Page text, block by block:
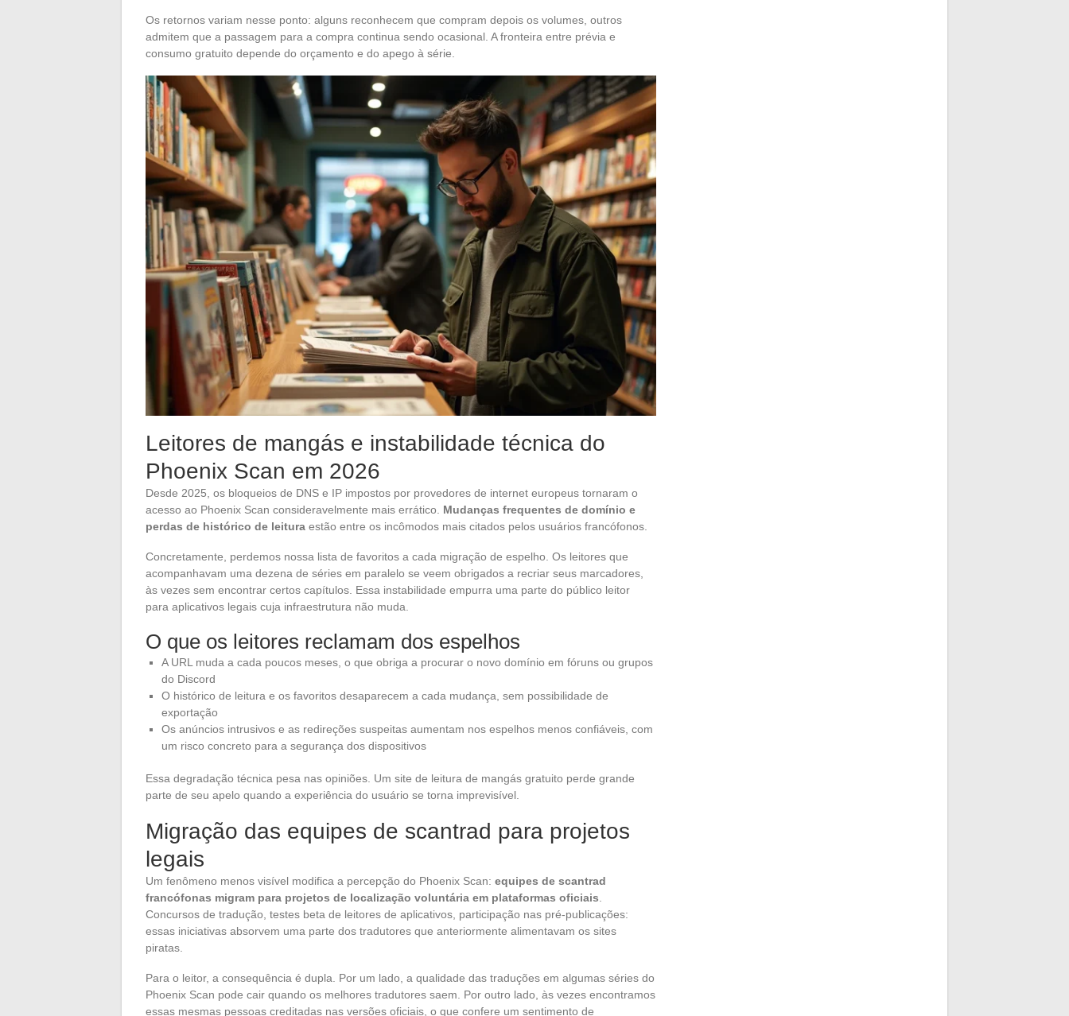
Os retornos variam nesse ponto: alguns reconhecem que compram depois os volumes, outros
admitem que a passagem para a compra continua sendo ocasional. A fronteira entre prévia e
consumo gratuito depende do orçamento e do apego à série.
Leitores de mangás e instabilidade técnica do
Phoenix Scan em 2026
Desde 2025, os bloqueios de DNS e IP impostos por provedores de internet europeus tornaram o
acesso ao Phoenix Scan consideravelmente mais errático. Mudanças frequentes de domínio e
perdas de histórico de leitura estão entre os incômodos mais citados pelos usuários francófonos.
Concretamente, perdemos nossa lista de favoritos a cada migração de espelho. Os leitores que
acompanhavam uma dezena de séries em paralelo se veem obrigados a recriar seus marcadores,
às vezes sem encontrar certos capítulos. Essa instabilidade empurra uma parte do público leitor
para aplicativos legais cuja infraestrutura não muda.
O que os leitores reclamam dos espelhos
A URL muda a cada poucos meses, o que obriga a procurar o novo domínio em fóruns ou grupos
do Discord
O histórico de leitura e os favoritos desaparecem a cada mudança, sem possibilidade de
exportação
Os anúncios intrusivos e as redireções suspeitas aumentam nos espelhos menos confiáveis, com
um risco concreto para a segurança dos dispositivos
Essa degradação técnica pesa nas opiniões. Um site de leitura de mangás gratuito perde grande
parte de seu apelo quando a experiência do usuário se torna imprevisível.
Migração das equipes de scantrad para projetos
legais
Um fenômeno menos visível modifica a percepção do Phoenix Scan: equipes de scantrad
francófonas migram para projetos de localização voluntária em plataformas oficiais.
Concursos de tradução, testes beta de leitores de aplicativos, participação nas pré-publicações:
essas iniciativas absorvem uma parte dos tradutores que anteriormente alimentavam os sites
piratas.
Para o leitor, a consequência é dupla. Por um lado, a qualidade das traduções em algumas séries do
Phoenix Scan pode cair quando os melhores tradutores saem. Por outro lado, às vezes encontramos
essas mesmas pessoas creditadas nas versões oficiais, o que confere um sentimento de